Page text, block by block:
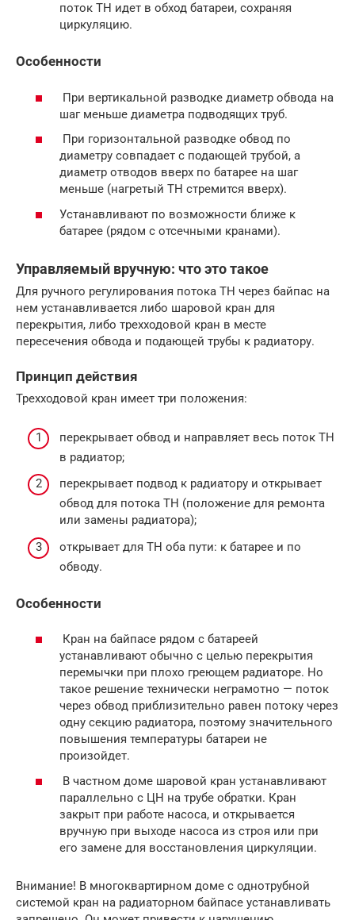
поток ТН идет в обход батареи, сохраняя
циркуляцию.
Особенности
При вертикальной разводке диаметр обвода на
шаг меньше диаметра подводящих труб.
При горизонтальной разводке обвод по
диаметру совпадает с подающей трубой, а
диаметр отводов вверх по батарее на шаг
меньше (нагретый ТН стремится вверх).
Устанавливают по возможности ближе к
батарее (рядом с отсечными кранами).
Управляемый вручную: что это такое
Для ручного регулирования потока ТН через байпас на
нем устанавливается либо шаровой кран для
перекрытия, либо трехходовой кран в месте
пересечения обвода и подающей трубы к радиатору.
Принцип действия
Трехходовой кран имеет три положения:
перекрывает обвод и направляет весь поток ТН
в радиатор;
перекрывает подвод к радиатору и открывает
обвод для потока ТН (положение для ремонта
или замены радиатора);
открывает для ТН оба пути: к батарее и по
обводу.
Особенности
Кран на байпасе рядом с батареей
устанавливают обычно с целью перекрытия
перемычки при плохо греющем радиаторе. Но
такое решение технически неграмотно — поток
через обвод приблизительно равен потоку через
одну секцию радиатора, поэтому значительного
повышения температуры батареи не
произойдет.
В частном доме шаровой кран устанавливают
параллельно с ЦН на трубе обратки. Кран
закрыт при работе насоса, и открывается
вручную при выходе насоса из строя или при
его замене для восстановления циркуляции.
Внимание! В многоквартирном доме с однотрубной
системой кран на радиаторном байпасе устанавливать